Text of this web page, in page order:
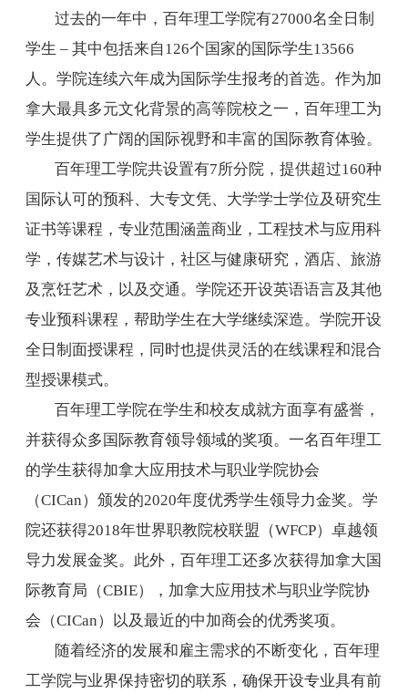
过去的一年中，百年理工学院有27000名全日制
学生 – 其中包括来自126个国家的国际学生13566
人。学院连续六年成为国际学生报考的首选。作为加
拿大最具多元文化背景的高等院校之一，百年理工为
学生提供了广阔的国际视野和丰富的国际教育体验。
百年理工学院共设置有7所分院，提供超过160种
国际认可的预科、大专文凭、大学学士学位及研究生
证书等课程，专业范围涵盖商业，工程技术与应用科
学，传媒艺术与设计，社区与健康研究，酒店、旅游
及烹饪艺术，以及交通。学院还开设英语语言及其他
专业预科课程，帮助学生在大学继续深造。学院开设
全日制面授课程，同时也提供灵活的在线课程和混合
型授课模式。
百年理工学院在学生和校友成就方面享有盛誉，
并获得众多国际教育领导领域的奖项。一名百年理工
的学生获得加拿大应用技术与职业学院协会
（CICan）颁发的2020年度优秀学生领导力金奖。学
院还获得2018年世界职教院校联盟（WFCP）卓越领
导力发展金奖。此外，百年理工还多次获得加拿大国
际教育局（CBIE），加拿大应用技术与职业学院协
会（CICan）以及最近的中加商会的优秀奖项。
随着经济的发展和雇主需求的不断变化，百年理
工学院与业界保持密切的联系，确保开设专业具有前